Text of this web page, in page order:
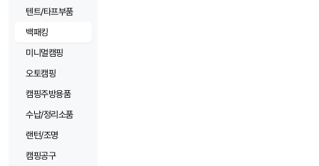
텐트/타프부품
백패킹
미니멀캠핑
오토캠핑
캠핑주방용품
수납/정리소품
랜턴/조명
캠핑공구